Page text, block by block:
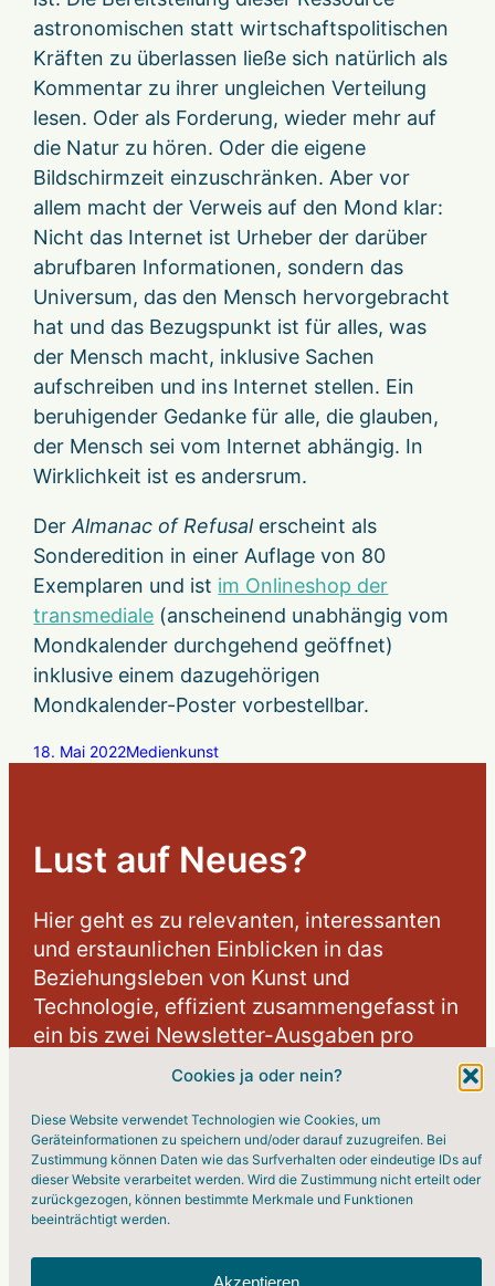
Cookies ja oder nein?
Diese Website verwendet Technologien wie Cookies, um
Geräteinformationen zu speichern und/oder darauf zuzugreifen. Bei
Zustimmung können Daten wie das Surfverhalten oder eindeutige IDs auf
dieser Website verarbeitet werden. Wird die Zustimmung nicht erteilt oder
zurückgezogen, können bestimmte Merkmale und Funktionen
beeinträchtigt werden.
Akzeptieren
astronomischen statt wirtschaftspolitischen
Kräften zu überlassen ließe sich natürlich als
Kommentar zu ihrer ungleichen Verteilung
lesen. Oder als Forderung, wieder mehr auf
die Natur zu hören. Oder die eigene
Bildschirmzeit einzuschränken. Aber vor
allem macht der Verweis auf den Mond klar:
Nicht das Internet ist Urheber der darüber
abrufbaren Informationen, sondern das
Universum, das den Mensch hervorgebracht
hat und das Bezugspunkt ist für alles, was
der Mensch macht, inklusive Sachen
aufschreiben und ins Internet stellen. Ein
beruhigender Gedanke für alle, die glauben,
der Mensch sei vom Internet abhängig. In
Wirklichkeit ist es andersrum.
DerAlmanac of Refusal erscheint als
Sonderedition in einer Auflage von 80
Exemplaren und ist im Onlineshop der
transmediale (anscheinend unabhängig vom
Mondkalender durchgehend geöffnet)
inklusive einem dazugehörigen
Mondkalender-Poster vorbestellbar.
18. Mai 2022Medienkunst
Lust auf Neues?
Hier geht es zu relevanten, interessanten
und erstaunlichen Einblicken in das
Beziehungsleben von Kunst und
Technologie, effizient zusammengefasst in
ein bis zwei Newsletter-Ausgaben pro
[sibwp_form id=1]